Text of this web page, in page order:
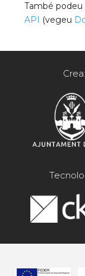
També podeu
API (vegeu
Crea: